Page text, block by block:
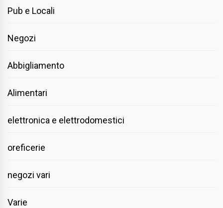
Pub e Locali
Negozi
Abbigliamento
Alimentari
elettronica e elettrodomestici
oreficerie
negozi vari
Varie